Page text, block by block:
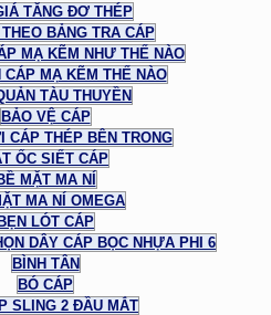
TĂNG ĐƠ THÉP
BẢNG TRA CÁP
MẠ KẼM NHƯ THẾ NÀO
CÁP MẠ KẼM THẾ NÀO
TÀU THUYỀN
BẢO VỆ CÁP
CÁP THÉP BÊN TRONG
ỐC SIẾT CÁP
MẶT MA NÍ
MA NÍ OMEGA
LÓT CÁP
DÂY CÁP BỌC NHỰA PHI 6
BÌNH TÂN
BÓ CÁP
SLING 2 ĐẦU MẮT